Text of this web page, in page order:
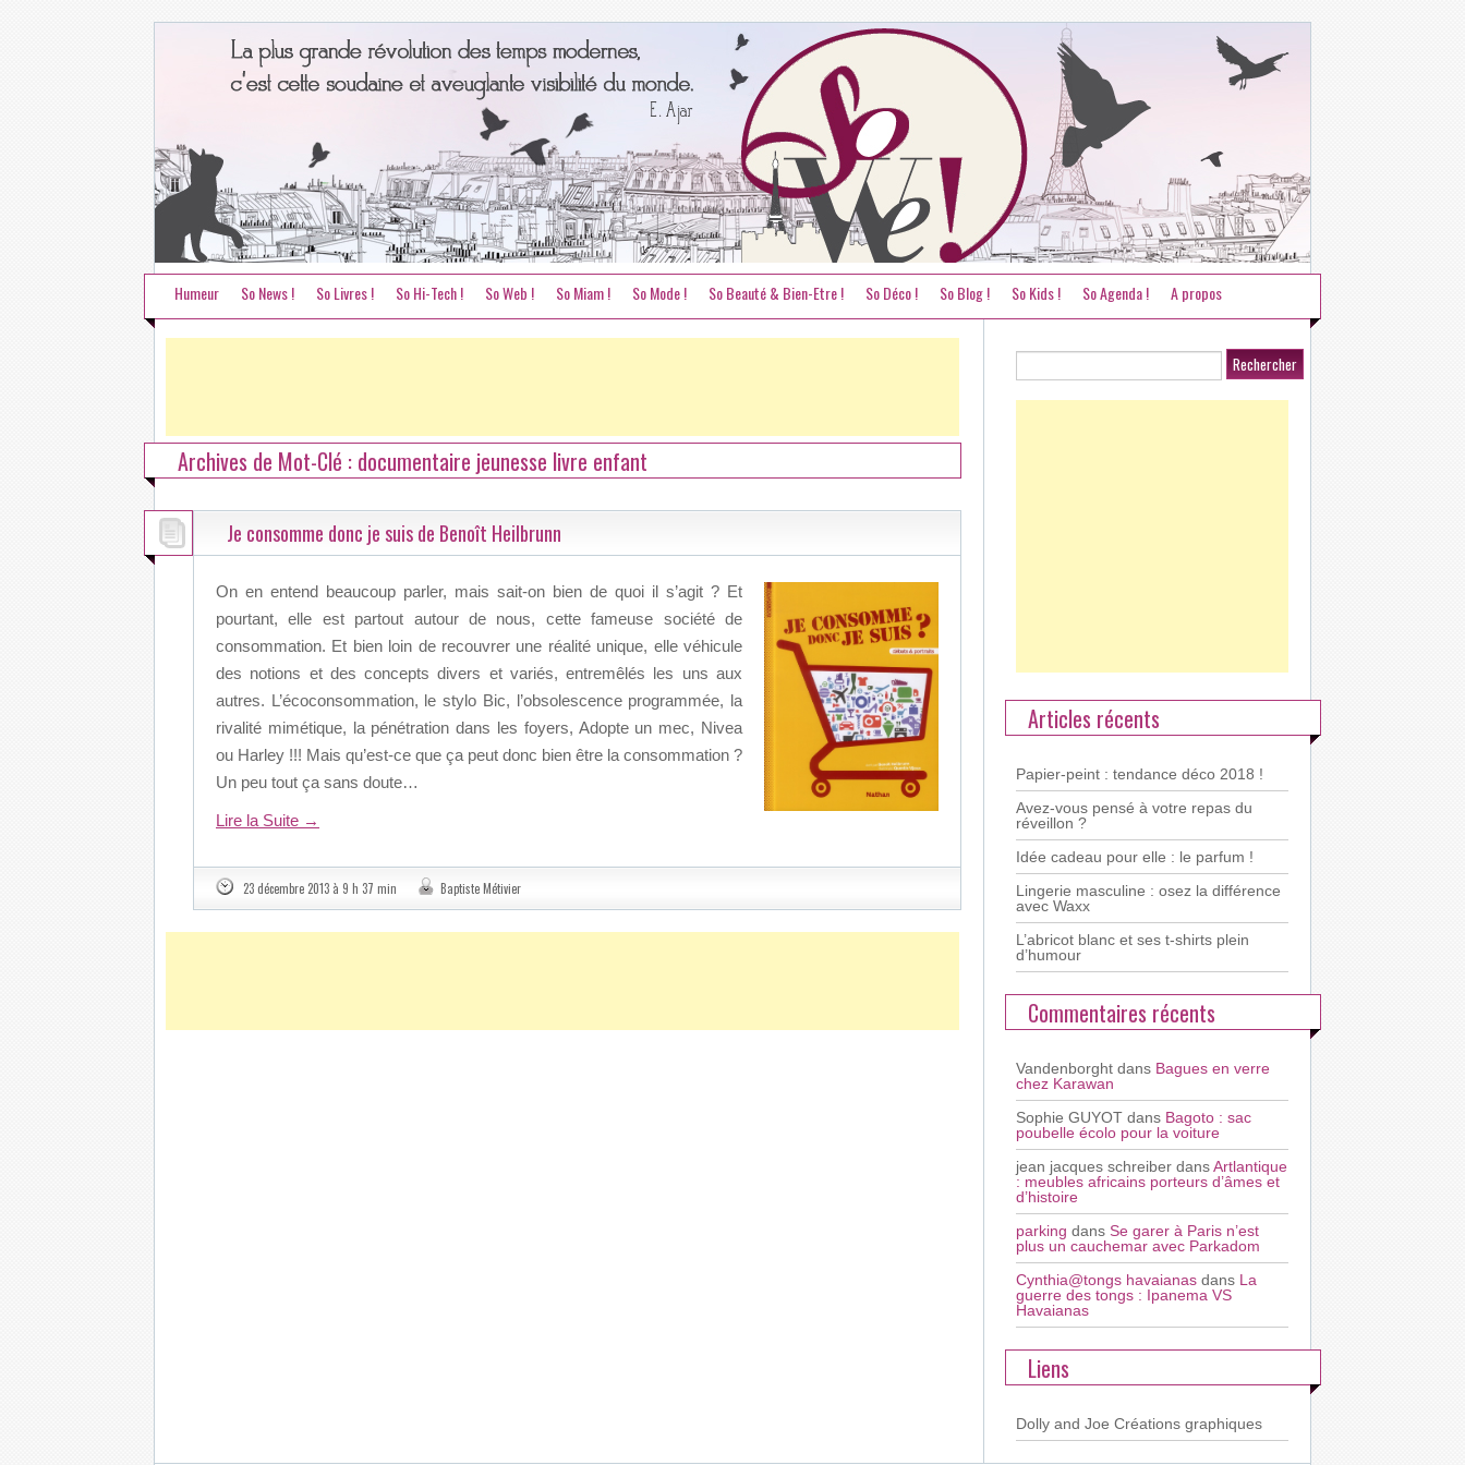
Humeur So News ! So Livres ! So Hi-Tech ! So Web ! So Miam ! So Mode ! So Beauté & Bien-Etre ! So Déco ! So Blog ! So Kids ! So Agenda ! A propos
Archives de Mot-Clé : documentaire jeunesse livre enfant
Je consomme donc je suis de Benoît Heilbrunn
On en entend beaucoup parler, mais sait-on bien de quoi il s’agit ? Et
pourtant, elle est partout autour de nous, cette fameuse société de
consommation. Et bien loin de recouvrer une réalité unique, elle véhicule
des notions et des concepts divers et variés, entremêlés les uns aux
autres. L’écoconsommation, le stylo Bic, l’obsolescence programmée, la
rivalité mimétique, la pénétration dans les foyers, Adopte un mec, Nivea
ou Harley !!! Mais qu’est-ce que ça peut donc bien être la consommation ?
Un peu tout ça sans doute…
Lire la Suite →
23 décembre 2013 à 9 h 37 min Baptiste Métivier
Articles récents
Papier-peint : tendance déco 2018 !
Avez-vous pensé à votre repas du
réveillon ?
Idée cadeau pour elle : le parfum !
Lingerie masculine : osez la différence
avec Waxx
L’abricot blanc et ses t-shirts plein
d’humour
Commentaires récents
Vandenborght dans Bagues en verre
chez Karawan
Sophie GUYOT dans Bagoto : sac
poubelle écolo pour la voiture
jean jacques schreiber dansArtlantique
: meubles africains porteurs d’âmes et
d’histoire
parking dans Se garer à Paris n’est
plus un cauchemar avec Parkadom
Cynthia@tongs havaianas dans La
guerre des tongs : Ipanema VS
Havaianas
Liens
Dolly and Joe Créations graphiques